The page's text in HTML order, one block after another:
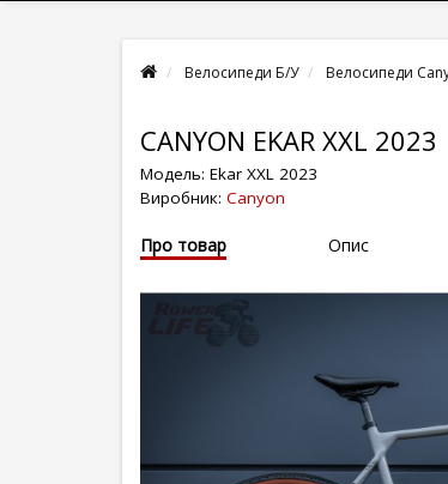
Велосипеди Б/У Велосипеди
CANYON EKAR XXL 2023
Модель: Ekar XXL 2023
Виробник: Canyon
Про товар Опис